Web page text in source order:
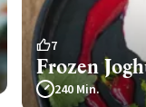
7
Frozen
240 Min.